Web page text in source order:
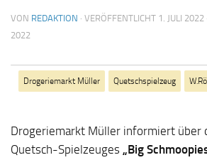
VON REDAKTION · VERÖFFENTLICHT 1. JULI 2022
2022
Drogeriemarkt Müller Quetschspielzeug
Drogeriemarkt Müller informiert über
Quetsch-Spielzeuges „Big